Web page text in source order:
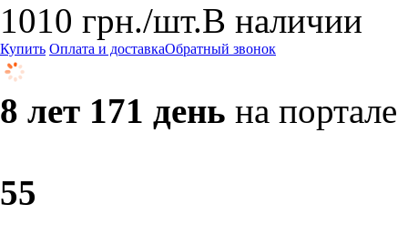
1010 грн./шт.В наличии
Купить Оплата и доставкаОбратный звонок
8 лет 171 день на портале
55